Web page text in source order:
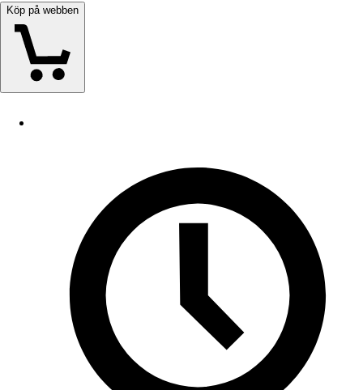
Köp på webben